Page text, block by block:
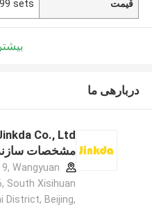
قیمت sets
دربارهی ما
مشخصات
Wangyuan
South Xisihuan
District, Beijing,